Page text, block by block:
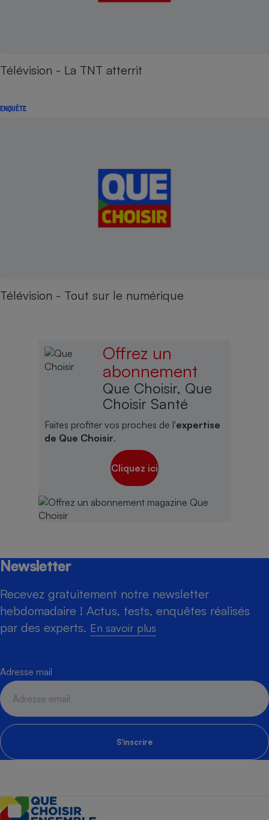
Télévision - La TNT atterrit
ENQUÊTE
Télévision - Tout sur le numérique
Offrez un
abonnement
Que Choisir, Que
Choisir Santé
Faites profiter vos proches de l'expertise
de Que Choisir.
Cliquez ici
Newsletter
Recevez gratuitement notre newsletter
hebdomadaire ! Actus, tests, enquêtes réalisés
par des experts. En savoir plus
Adresse mail
S'inscrire